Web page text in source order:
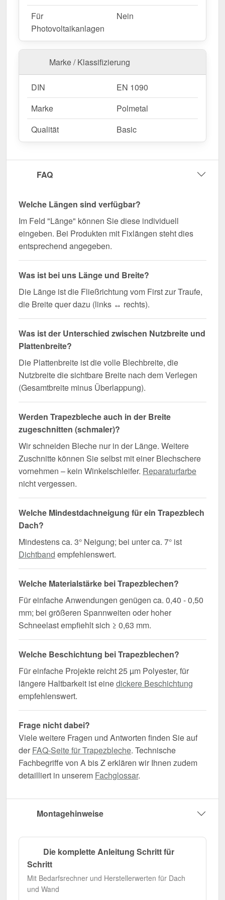
Für
Photovoltaikanlagen
Nein
Marke / Klassifizierung
DIN
EN 1090
Marke
Polmetal
Qualität
Basic
FAQ
Welche Längen sind verfügbar?
Im Feld "Länge" können Sie diese individuell
eingeben. Bei Produkten mit Fixlängen steht dies
entsprechend angegeben.
Was ist bei uns Länge und Breite?
Die Länge ist die Fließrichtung vom First zur Traufe,
die Breite quer dazu (links ↔ rechts).
Was ist der Unterschied zwischen Nutzbreite und
Plattenbreite?
Die Plattenbreite ist die volle Blechbreite, die
Nutzbreite die sichtbare Breite nach dem Verlegen
(Gesamtbreite minus Überlappung).
Werden Trapezbleche auch in der Breite
zugeschnitten (schmaler)?
Wir schneiden Bleche nur in der Länge. Weitere
Zuschnitte können Sie selbst mit einer Blechschere
vornehmen – kein Winkelschleifer. Reparaturfarbe
nicht vergessen.
Welche Mindestdachneigung für ein Trapezblech
Dach?
Mindestens ca. 3° Neigung; bei unter ca. 7° ist
Dichtband empfehlenswert.
Welche Materialstärke bei Trapezblechen?
Für einfache Anwendungen genügen ca. 0,40 - 0,50
mm; bei größeren Spannweiten oder hoher
Schneelast empfiehlt sich ≥ 0,63 mm.
Welche Beschichtung bei Trapezblechen?
Für einfache Projekte reicht 25 µm Polyester, für
längere Haltbarkeit ist einedickere Beschichtung
empfehlenswert.
Frage nicht dabei?
Viele weitere Fragen und Antworten finden Sie auf
der FAQ-Seite für Trapezbleche. Technische
Fachbegriffe von A bis Z erklären wir Ihnen zudem
detailliert in unserem Fachglossar.
Montagehinweise
Die komplette Anleitung Schritt für
Schritt
Mit Bedarfsrechner und Herstellerwerten für Dach
und Wand